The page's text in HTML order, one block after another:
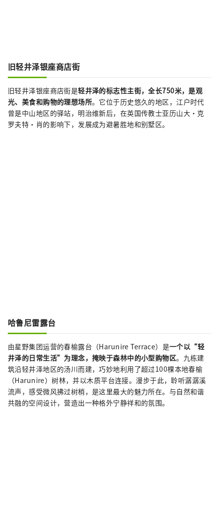
旧轻井泽银座商店街
旧轻井泽银座商店街是轻井泽的标志性主街，全长750米，是观
光、美食和购物的理想场所。它位于历史悠久的地区，江户时代
曾是中山地区的驿站，明治维新后，在英国传教士亚历山大·克
罗夫特·肖的影响下，发展成为避暑胜地和别墅区。
哈鲁尼雷露台
由星野集团运营的春榆露台（Harunire Terrace）是一个以“轻
井泽的日常生活”为理念，掩映于森林中的小型购物区。九栋建
筑沿轻井泽地区的汤川而建，巧妙地利用了超过100棵本地春榆
（Harunire）树林，并以木质平台连接。漫步于此，聆听潺潺溪
流声，感受微风拂过树梢，是这里最大的魅力所在。与自然和谐
共融的空间设计，营造出一种格外宁静祥和的氛围。